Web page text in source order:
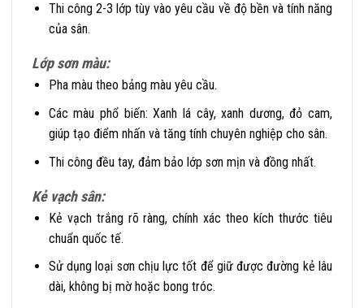
Thi công 2-3 lớp tùy vào yêu cầu về độ bền và tính năng
của sân.
Lớp sơn màu:
Pha màu theo bảng màu yêu cầu.
Các màu phổ biến: Xanh lá cây, xanh dương, đỏ cam,
giúp tạo điểm nhấn và tăng tính chuyên nghiệp cho sân.
Thi công đều tay, đảm bảo lớp sơn mịn và đồng nhất.
Kẻ vạch sân:
Kẻ vạch trắng rõ ràng, chính xác theo kích thước tiêu
chuẩn quốc tế.
Sử dụng loại sơn chịu lực tốt để giữ được đường kẻ lâu
dài, không bị mờ hoặc bong tróc.